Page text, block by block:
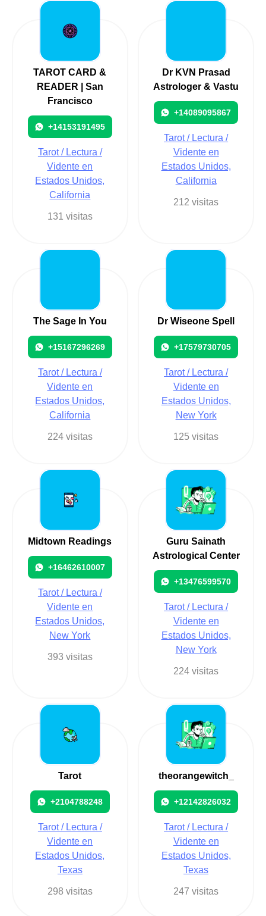
TAROT CARD &
READER | San
Francisco
+14153191495
Tarot / Lectura /
Vidente en
Estados Unidos,
California
131 visitas
Dr KVN Prasad
Astrologer & Vastu
+14089095867
Tarot / Lectura /
Vidente en
Estados Unidos,
California
212 visitas
The Sage In You
+15167296269
Tarot / Lectura /
Vidente en
Estados Unidos,
California
224 visitas
Dr Wiseone Spell
+17579730705
Tarot / Lectura /
Vidente en
Estados Unidos,
New York
125 visitas
Midtown Readings
+16462610007
Tarot / Lectura /
Vidente en
Estados Unidos,
New York
393 visitas
Guru Sainath
Astrological Center
+13476599570
Tarot / Lectura /
Vidente en
Estados Unidos,
New York
224 visitas
Tarot
+2104788248
Tarot / Lectura /
Vidente en
Estados Unidos,
Texas
298 visitas
theorangewitch_
+12142826032
Tarot / Lectura /
Vidente en
Estados Unidos,
Texas
247 visitas